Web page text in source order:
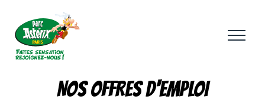
NOS OFFRES D'EMPLOI